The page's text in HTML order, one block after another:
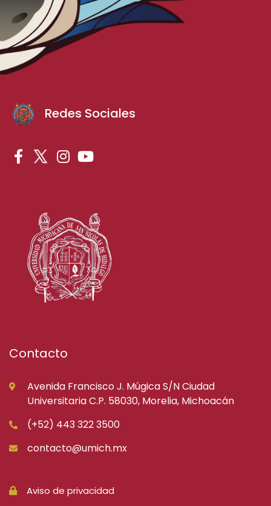
Redes Sociales
Contacto
Avenida Francisco J. Múgica S/N Ciudad
Universitaria C.P. 58030, Morelia, Michoacán
(+52) 443 322 3500
contacto@umich.mx
Aviso de privacidad